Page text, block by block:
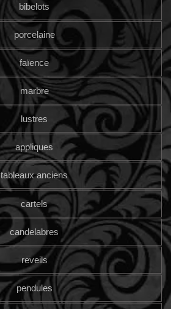
bibelots
porcelaine
faïence
marbre
lustres
appliques
tableaux anciens
cartels
candelabres
reveils
pendules